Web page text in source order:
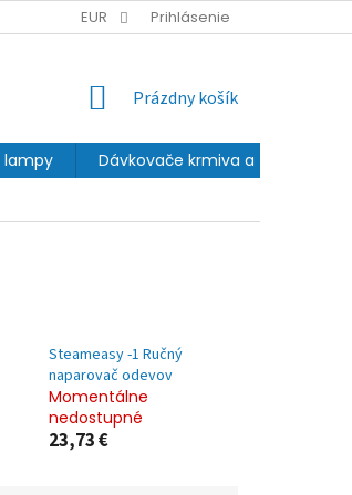
EUR Prihlásenie
NÁKUPNÝ
Prázdny košík
lampy
Dávkovače krmiva a fontány
Steameasy -1 Ručný
naparovač odevov
Momentálne
nedostupné
23,73 €